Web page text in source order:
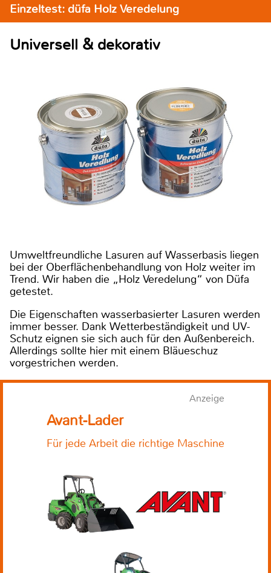
Einzeltest: düfa Holz Veredelung
Universell & dekorativ
Umweltfreundliche Lasuren auf Wasserbasis liegen
bei der Oberflächenbehandlung von Holz weiter im
Trend. Wir haben die „Holz Veredelung“ von Düfa
getestet.
Die Eigenschaften wasserbasierter Lasuren werden
immer besser. Dank Wetterbeständigkeit und UV-
Schutz eignen sie sich auch für den Außenbereich.
Allerdings sollte hier mit einem Bläueschuz
vorgestrichen werden.
Anzeige
Avant-Lader
Für jede Arbeit die richtige Maschine